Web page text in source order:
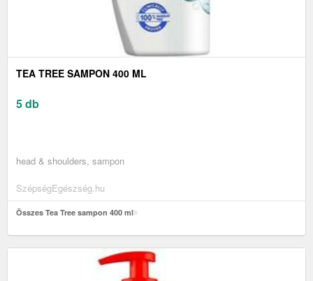
TEA TREE SAMPON 400 ML
5 db
head & shoulders, sampon
SzépségEgészség.hu
Összes Tea Tree sampon 400 ml